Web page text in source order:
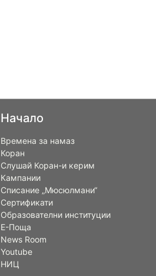
Начало
Времена за намаз
Коран
Слушай Коран-и керим
Кампании
Списание „Мюсюлмани“
Сертификати
Образователни институции
Е-Поща
News Room
Youtube
НИЦ